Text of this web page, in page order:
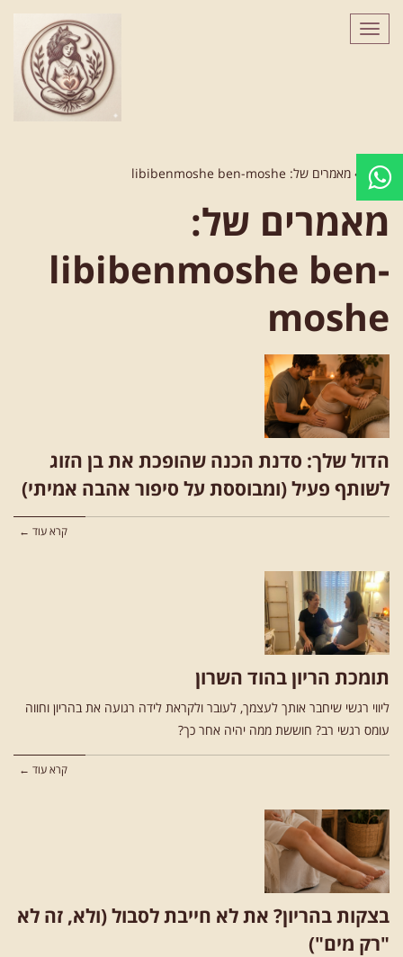
לתוכן
תפריט
ראשי » מאמרים של: libibenmoshe ben-moshe
מאמרים של:
libibenmoshe ben-
moshe
הדול שלך: סדנת הכנה שהופכת את בן הזוג
לשותף פעיל (ומבוססת על סיפור אהבה אמיתי)
קרא עוד ←
תומכת הריון בהוד השרון
ליווי רגשי שיחבר אותך לעצמך, לעובר ולקראת לידה רגועה את בהריון וחווה
עומס רגשי רב? חוששת ממה יהיה אחר כך?
קרא עוד ←
בצקות בהריון? את לא חייבת לסבול (ולא, זה לא
"רק מים")